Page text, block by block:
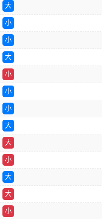
大
小
小
大
小
小
小
大
大
小
大
大
小